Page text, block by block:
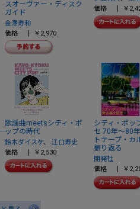
スオーヴァー・ディスク
ガイド
金澤寿和
価格
￥2,970
価格
￥
歌謡曲meetsシティ・ポ
ップの時代
鈴木ダイスケ、 江口寿史
価格
￥2,530
シティ・ポッ
セ 70年～80
トテープ・カ
振り返る
開発社
価格
￥